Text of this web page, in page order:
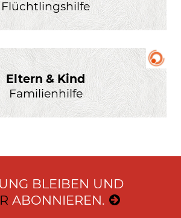
Flüchtlingshilfe
Eltern & Kind
Familienhilfe
BLEIBEN UND
ABONNIEREN.